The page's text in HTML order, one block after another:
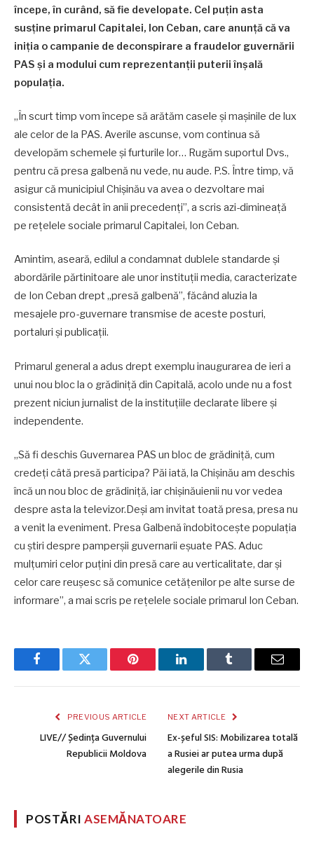
începe, în curând, să fie developate. Cel puțin asta
susține primarul Capitalei, Ion Ceban, care anunță că va
iniția o campanie de deconspirare a fraudelor guvernării
PAS și a modului cum reprezentanții puterii înșală
populația.
„În scurt timp vom începe să arătăm casele și mașinile de lux
ale celor de la PAS. Averile ascunse, vom continua să
developăm schemele și furturile lor… Rugăm suportul Dvs.,
pentru că presa galbenă nu vede, nu aude. P.S. Între timp, vă
asigur că municipiul Chișinău va avea o dezvoltare mai
consistentă decât în anii precedenți”, a scris azi-dimineață
pe rețelele sociale primarul Capitalei, Ion Ceban.
Amintim, aseară, edilul a condamnat dublele standarde și
abordările părtinitoare ale unor instituții media, caracterizate
de Ion Ceban drept „presă galbenă”, făcând aluzia la
mesajele pro-guvernare transmise de aceste posturi,
portaluri și publicații.
Primarul general a adus drept exemplu inaugurarea de ieri a
unui nou bloc la o grădiniță din Capitală, acolo unde nu a fost
prezent niciun jurnalist de la instituțiile declarate libere și
independente.
„Să fi deschis Guvernarea PAS un bloc de grădiniță, cum
credeți câtă presă participa? Păi iată, la Chișinău am deschis
încă un nou bloc de grădiniță, iar chișinăuienii nu vor vedea
despre asta la televizor.Deși am invitat toată presa, presa nu
a venit la eveniment. Presa Galbenă îndobitocește populația
cu știri despre pamperșii guvernarii eșuate PAS. Aduc
mulțumiri celor puțini din presă care au verticalitate, dar și
celor care reușesc să comunice cetățenilor pe alte surse de
informare”, a mai scris pe rețelele sociale primarul Ion Ceban.
FacebookTwitter Pinterest LinkedInTumblr Email
PREVIOUS ARTICLE
LIVE// Ședința Guvernului
Republicii Moldova
NEXT ARTICLE
Ex-șeful SIS: Mobilizarea totală
a Rusiei ar putea urma după
alegerile din Rusia
POSTĂRIASEMĂNATOARE